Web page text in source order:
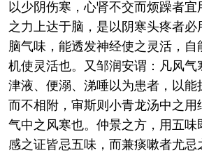
以少阴伤寒，心肾不交而烦躁者
之力上达于脑，是以阴寒头疼者
脑气味，能透发神经使之灵活，自
机使灵活也。又邹润安谓：凡风气
津液、便溺、涕唾以为患者，以
而不相附，审斯则小青龙汤中之
气中之风寒也。仲景之方，用五
感之证皆忌五味，而兼痰嗽者尤忌